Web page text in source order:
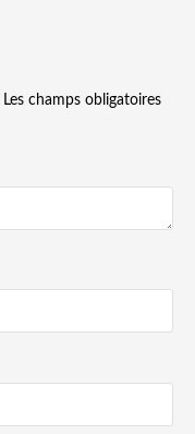
Les champs obligatoires